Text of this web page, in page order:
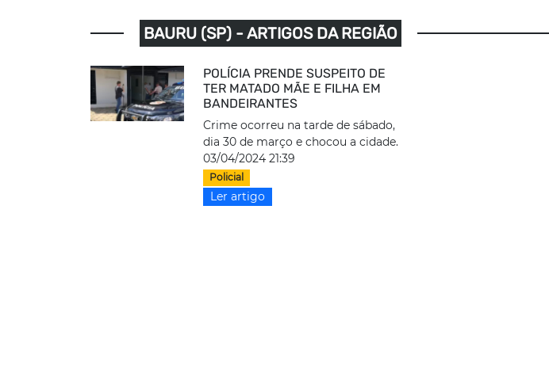
BAURU (SP) - ARTIGOS DA REGIÃO
POLÍCIA PRENDE SUSPEITO DE
TER MATADO MÃE E FILHA EM
BANDEIRANTES
Crime ocorreu na tarde de sábado,
dia 30 de março e chocou a cidade.
03/04/2024 21:39
Policial
Ler artigo